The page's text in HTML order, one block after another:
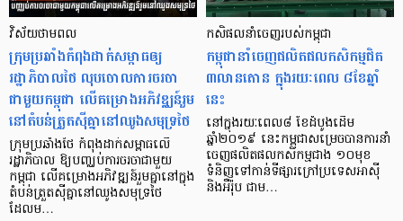
វិស័យថាមពល
ក្រុមប្រឆាំងកំពុងដាក់សម្ពាធឲ្យ
រដ្ឋាភិបាលថៃ លុបចោលការចរចា
ជាមួយកម្ពុជា លើគម្រោងអភិវឌ្ឈន៍រួម
នៅតំបន់ត្រួតស៊ីគ្នានៅឈូងសមុទ្រថៃ
ក្រុមប្រឆាំងថៃ កំពុងដាក់សម្ពាធលើ
រដ្ឋាភិបាល ឱ្យបញ្ឈប់ការចរចាជាមួយ
កម្ពុជា លើគម្រោងអភិវឌ្ឍន៍រួមគ្នានៅក្នុង
តំបន់ត្រួតស៊ីគ្នានៅឈូងសមុទ្រថៃ
ដែលម…
កសិផល​នាំចេញ​របស់កម្ពុជា​
កម្ពុជានាំចេញផលិតផលកសិកម្មជិត
៣លានតោន ក្នុងរយៈពេល ៨ខែឆ្នាំ
នេះ
នៅក្នុងរយៈពេល៨ ខែដំបូងដើម
ឆ្នាំ២០១៩ នេះកម្ពុជាសម្រេចបានការនាំ
ចេញផលិតផលកសិកម្មជាង ១០មុខ
ទំនិញទៅកាន់ទីផ្សារក្រៅប្រទេសអាស៊ី
និងអឺរ៉ុប ជាម…